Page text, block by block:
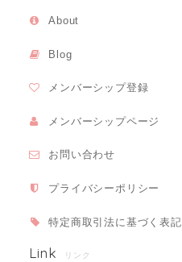
About
Blog
メンバーシップ登録
メンバーシップページ
お問い合わせ
プライバシーポリシー
特定商取引法に基づく表記
Link リンク